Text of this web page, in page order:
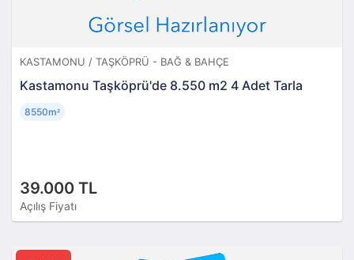
KASTAMONU / TAŞKÖPRÜ - BAĞ & BAHÇE
Kastamonu Taşköprü'de 8.550 m2 4 Adet Tarla
39.000 TL
Açılış Fiyatı
8550m²